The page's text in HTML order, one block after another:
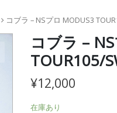
コブラ – NSプロ MODUS3
コブラ –
TOUR105/
¥12,000
在庫あり